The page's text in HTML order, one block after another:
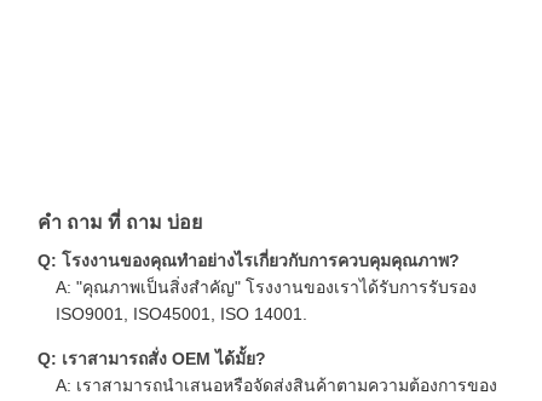
คํา ถาม ที่ ถาม บ่อย
Q: โรงงานของคุณทําอย่างไรเกี่ยวกับการควบคุมคุณภาพ?
A: "คุณภาพเป็นสิ่งสําคัญ" โรงงานของเราได้รับการรับรอง
ISO9001, ISO45001, ISO 14001.
Q: เราสามารถสั่ง OEM ได้มั้ย?
A: เราสามารถนําเสนอหรือจัดส่งสินค้าตามความต้องการของ